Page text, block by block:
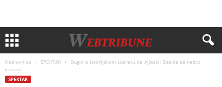
Naslovnica SPEKTAR
Dugin o istorijskom susretu na Aljasci: Desiće se nešto
krupno
SPEKTAR